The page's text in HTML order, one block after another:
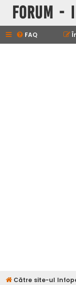
Forum -
FAQ
Către site-ul